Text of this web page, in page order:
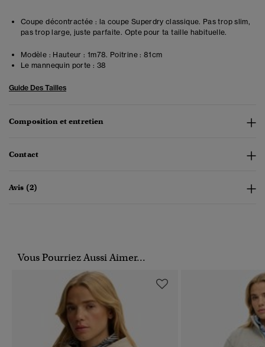
Coupe décontractée : la coupe Superdry classique. Pas trop slim,
pas trop large, juste parfaite. Opte pour ta taille habituelle.
Modèle : Hauteur : 1m78. Poitrine : 81cm
Le mannequin porte : 38
Guide Des Tailles
Composition et entretien
Contact
Avis (2)
Vous Pourriez Aussi Aimer...